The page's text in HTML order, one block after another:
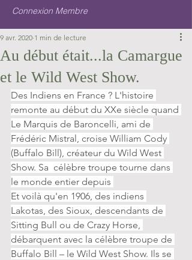
Connexion Membre
Au début était...la Camargue
et le Wild West Show.
9 avr. 2020 1 min de lecture
Des Indiens en France ? L'histoire
remonte au début du XXe siècle quand
Le Marquis de Baroncelli, ami de
Frédéric Mistral, croise William Cody
(Buffalo Bill), créateur du Wild West
Show. Sa  célèbre troupe tourne dans
le monde entier depuis
Et voilà qu'en 1906, des indiens
Lakotas, des Sioux, descendants de
Sitting Bull ou de Crazy Horse,
débarquent avec la célèbre troupe de
Buffalo Bill – le Wild West Show. Ils se